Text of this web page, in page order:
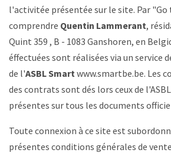
l'activitée présentée sur le site. Par
comprendre Quentin Lammerant,
Quint 359 , B - 1083 Ganshoren, en
éffectuées sont réalisées via un service
de l'ASBL Smart www.smartbe.be. Les
des contrats sont dés lors ceux de
présentes sur tous les documents
Toute connexion à ce site est
présentes conditions générales de